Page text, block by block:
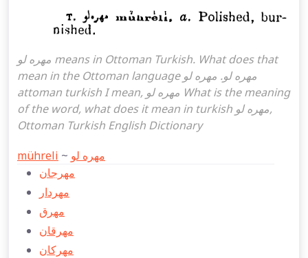
مهره لو means in Ottoman Turkish. What does that
mean in the Ottoman language مهره لو. مهره لو
attoman turkish I mean, مهره لو What is the meaning
of the word, what does it mean in turkish مهره لو,
Ottoman Turkish English Dictionary
mühreli ~ مهره لو
مهرجان
مهردار
مهرق
مهرقان
مهركان